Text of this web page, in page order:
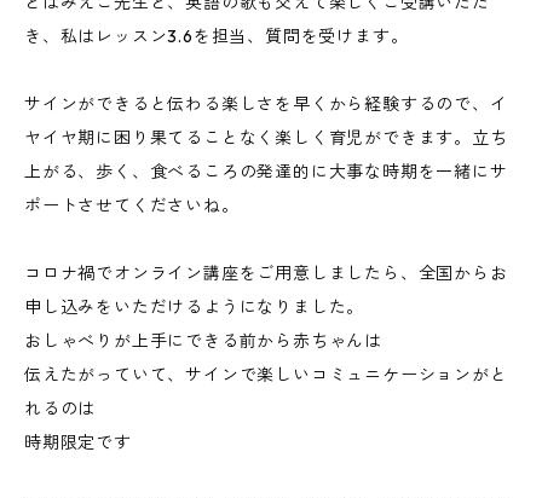
き、私はレッスン3.6を担当、質問を受けます。
サインができると伝わる楽しさを早くから経験するので、イ
ヤイヤ期に困り果てることなく楽しく育児ができます。立ち
上がる、歩く、食べるころの発達的に大事な時期を一緒にサ
ポートさせてくださいね。
コロナ禍でオンライン講座をご用意しましたら、全国からお
申し込みをいただけるようになりました。
おしゃべりが上手にできる前から赤ちゃんは
伝えたがっていて、サインで楽しいコミュニケーションがと
れるのは
時期限定です